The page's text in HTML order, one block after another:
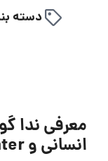
دسته
معرفی ندا
انسانی و Headhunter